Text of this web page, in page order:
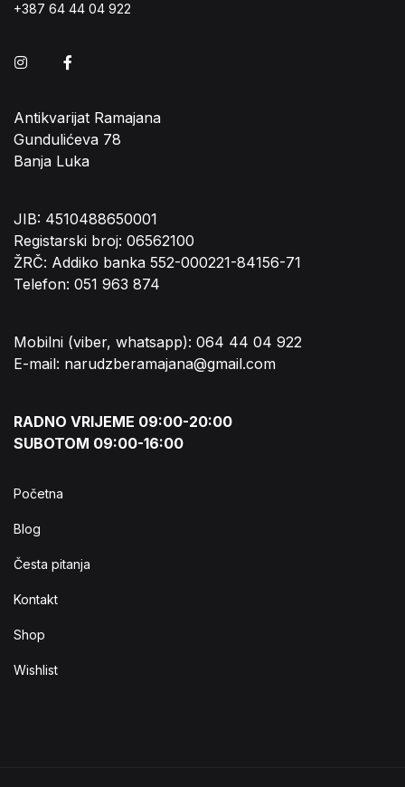
+387 64 44 04 922
Instagram
Antikvarijat Ramajana
Gundulićeva 78
Banja Luka
JIB: 4510488650001
Registarski broj: 06562100
ŽRČ: Addiko banka 552-000221-84156-71
Telefon: 051 963 874
Mobilni (viber, whatsapp): 064 44 04 922
E-mail: narudzberamajana@gmail.com
RADNO VRIJEME 09:00-20:00
SUBOTOM 09:00-16:00
Početna
Blog
Česta pitanja
Kontakt
Shop
Wishlist